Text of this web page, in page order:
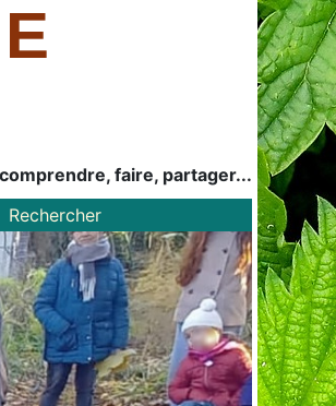
faire, partager...
Rechercher